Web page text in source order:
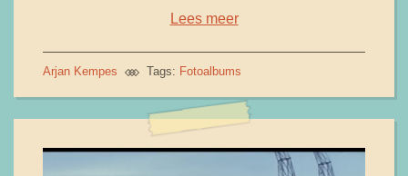
Lees meer
Arjan Kempes Tags: Fotoalbums